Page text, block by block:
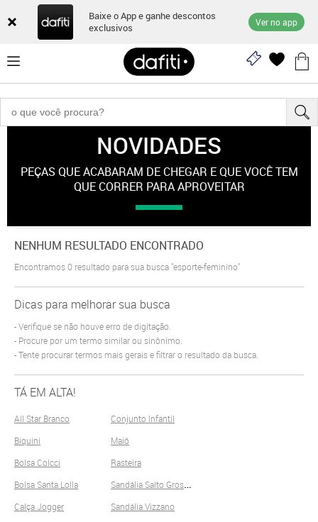
Baixe o App e ganhe descontos
exclusivos
Ver no app
"esporte-feminino"NOVIDADES
PEÇAS QUE ACABARAM DE CHEGAR E QUE VOCÊ TEM
QUE CORRER PARA APROVEITAR
NENHUM RESULTADO ENCONTRADO
Encontramos0 resultado para sua busca"esporte-feminino"
Dicas para melhorar sua busca
Verifique se não houve erro de digitação.
Procure por um termo similar ou sinônimo.
Tente procurar termos mais gerais e filtrar o resultado da busca.
TÁ EM ALTA!
All Star Branco
Biquini
Bolsa Colcci
Bolsa Santa Lolla
Calça Jogger
Conjunto Infantil
Maiô
Rasteira
S
andália Salto Grosso
Sandália Vizzano